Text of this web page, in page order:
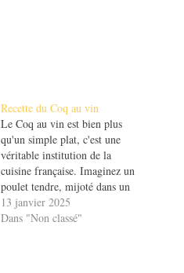
Recette du Coq au vin
Le Coq au vin est bien plus
qu'un simple plat, c'est une
véritable institution de la
cuisine française. Imaginez un
poulet tendre, mijoté dans un
vin riche, relevé par des
herbes aromatiques et des
13 janvier 2025
Dans "Non classé"